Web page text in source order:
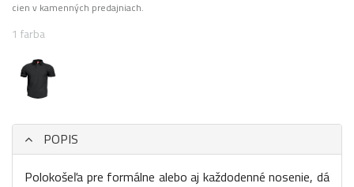
cien v kamenných predajniach.
1 farba
POPIS
Polokošeľa pre formálne alebo aj každodenné nosenie, dá